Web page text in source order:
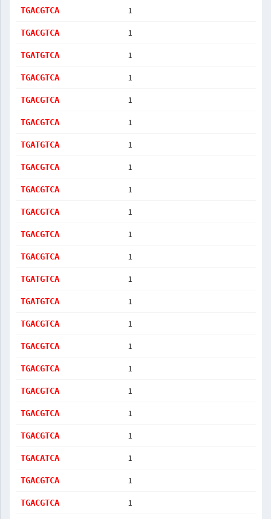
TGACGTCA 1
TGACGTCA 1
TGATGTCA 1
TGACGTCA 1
TGACGTCA 1
TGACGTCA 1
TGATGTCA 1
TGACGTCA 1
TGACGTCA 1
TGACGTCA 1
TGACGTCA 1
TGACGTCA 1
TGATGTCA 1
TGATGTCA 1
TGACGTCA 1
TGACGTCA 1
TGACGTCA 1
TGACGTCA 1
TGACGTCA 1
TGACGTCA 1
TGACATCA 1
TGACGTCA 1
TGACGTCA 1